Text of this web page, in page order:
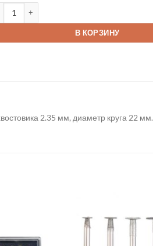
В КОРЗИНУ
2.35 мм, диаметр круга 22 мм.